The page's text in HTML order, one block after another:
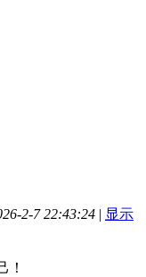
2-7 22:43:24 | 显示
！